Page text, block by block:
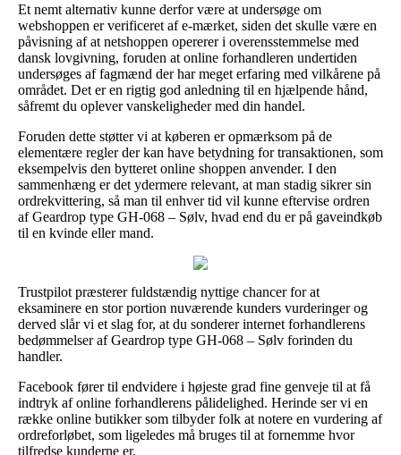
Et nemt alternativ kunne derfor være at undersøge om
webshoppen er verificeret af e-mærket, siden det skulle være en
påvisning af at netshoppen opererer i overensstemmelse med
dansk lovgivning, foruden at online forhandleren undertiden
undersøges af fagmænd der har meget erfaring med vilkårene på
området. Det er en rigtig god anledning til en hjælpende hånd,
såfremt du oplever vanskeligheder med din handel.
Foruden dette støtter vi at køberen er opmærksom på de
elementære regler der kan have betydning for transaktionen, som
eksempelvis den bytteret online shoppen anvender. I den
sammenhæng er det ydermere relevant, at man stadig sikrer sin
ordrekvittering, så man til enhver tid vil kunne eftervise ordren
af Geardrop type GH-068 – Sølv, hvad end du er på gaveindkøb
til en kvinde eller mand.
Trustpilot præsterer fuldstændig nyttige chancer for at
eksaminere en stor portion nuværende kunders vurderinger og
derved slår vi et slag for, at du sonderer internet forhandlerens
bedømmelser af Geardrop type GH-068 – Sølv forinden du
handler.
Facebook fører til endvidere i højeste grad fine genveje til at få
indtryk af online forhandlerens pålidelighed. Herinde ser vi en
række online butikker som tilbyder folk at notere en vurdering af
ordreforløbet, som ligeledes må bruges til at fornemme hvor
tilfredse kunderne er.